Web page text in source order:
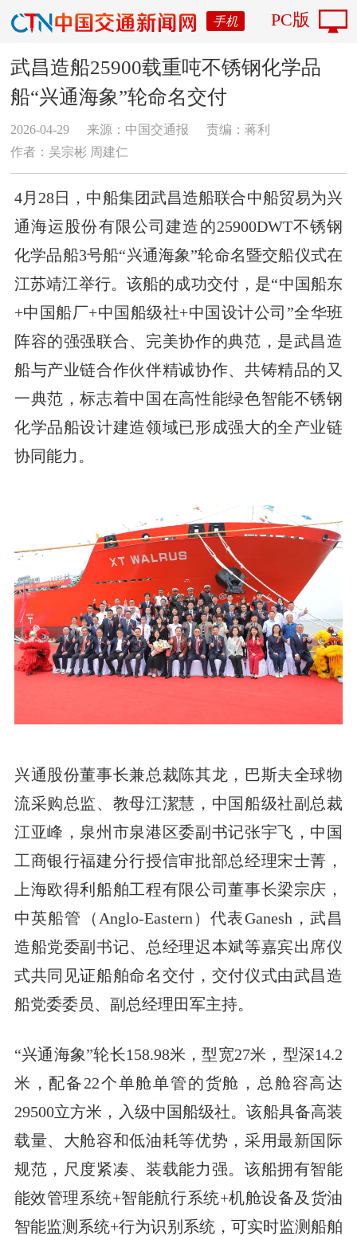
手机 PC版
武昌造船25900载重吨不锈钢化学品
船“兴通海象”轮命名交付
2026-04-29 来源：中国交通报
责编：蒋利
作者：吴宗彬 周建仁
4月28日，中船集团武昌造船联合中船贸易为兴
通海运股份有限公司建造的25900DWT不锈钢
化学品船3号船“兴通海象”轮命名暨交船仪式在
江苏靖江举行。该船的成功交付，是“中国船东
+中国船厂+中国船级社+中国设计公司”全华班
阵容的强强联合、完美协作的典范，是武昌造
船与产业链合作伙伴精诚协作、共铸精品的又
一典范，标志着中国在高性能绿色智能不锈钢
化学品船设计建造领域已形成强大的全产业链
协同能力。
兴通股份董事长兼总裁陈其龙，巴斯夫全球物
流采购总监、教母江潔慧，中国船级社副总裁
江亚峰，泉州市泉港区委副书记张宇飞，中国
工商银行福建分行授信审批部总经理宋士菁，
上海欧得利船舶工程有限公司董事长梁宗庆，
中英船管（Anglo-Eastern）代表Ganesh，武昌
造船党委副书记、总经理迟本斌等嘉宾出席仪
式共同见证船舶命名交付，交付仪式由武昌造
船党委委员、副总经理田军主持。
“兴通海象”轮长158.98米，型宽27米，型深14.2
米，配备22个单舱单管的货舱，总舱容高达
29500立方米，入级中国船级社。该船具备高装
载量、大舱容和低油耗等优势，采用最新国际
规范，尺度紧凑、装载能力强。该船拥有智能
能效管理系统+智能航行系统+机舱设备及货油
智能监测系统+行为识别系统，可实时监测船舶